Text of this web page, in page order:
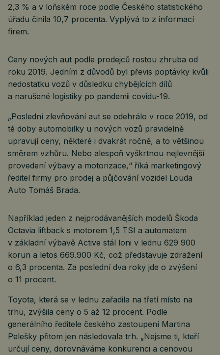
2,3 % a v loňském roce podle Českého statistického
úřadu činila 10,7 procenta. Vyplývá to z informací
firem.
Ceny nových aut podle prodejců rostou zhruba od
roku 2019. Jedním z důvodů byl převis poptávky kvůli
nedostatku vozů v důsledku chybějících dílů
a narušené logistiky po pandemii covidu-19.
„Poslední zlevňování aut se odehrálo v roce 2019, od
té doby automobilky u nových vozů pravidelně
upravují ceny, některé i dvakrát ročně, a to většinou
směrem vzhůru. Nebo alespoň vyškrtnou nejlevnější
provedení výbavy a motorizace,“ říká marketingový
ředitel firmy pro prodej a půjčování vozidel Louda
Auto Tomáš Brada.
Například jeden z nejprodávanějších modelů Škoda
Octavia liftback s motorem 1,5 TSI a automatem
v základní výbavě Active stál loni v lednu 629 900
korun a letos 669.900 Kč, což představuje zdražení
o 6,3 procenta. Za poslední dva roky jde o zvýšení
o 11 procent.
Toyota, která se v lednu zařadila na třetí místo na
trhu, zvýšila ceny o 5 až 12 procent. Podle
generálního ředitele českého zastoupení Martina
Pelešky přitom jen následovala trh. „Nejsme ti, kteří
určují ceny, dorovnáváme konkurenci a cenovou